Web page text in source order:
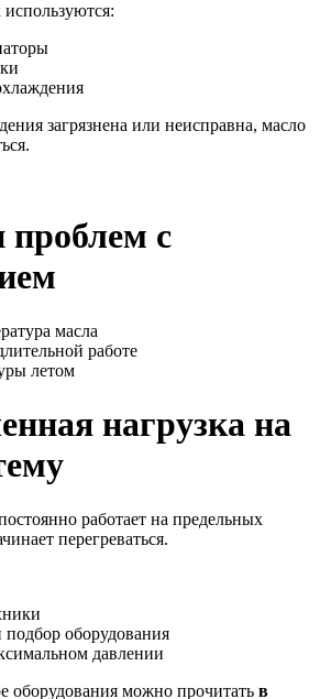
загрязнена или неисправна, масло
с
масла
работе
летом
нагрузка на
работает на предельных
перегреваться.
оборудования
давлении
оборудования можно прочитать в